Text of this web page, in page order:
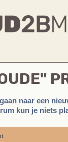
naar een
kun je niets